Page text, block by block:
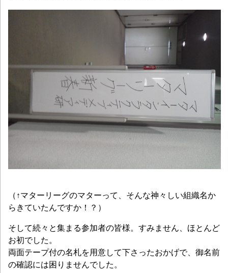
（↑マターリーグのマターって、そんな神々しい組織名か
らきていたんですか！？）
そして続々と集まる参加者の皆様。すみません、ほとんど
お初でした。
両面テープ付の名札を用意して下さったおかげで、御名前
の確認には困りませんでした。